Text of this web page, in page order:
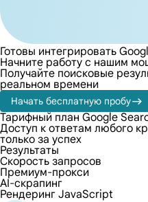
Готовы интегрировать
Начните работу с нашим
Получайте поисковые
реальном времени
Начать бесплатную пробу
Тарифный план Google
Доступ к ответам любого
только за успех
Результаты
Скорость запросов
Премиум-прокси
AI-скрапинг
Рендеринг JavaScript